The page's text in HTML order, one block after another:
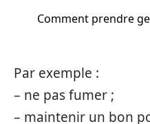
Comment prendre
Par exemple :
– ne pas fumer ;
– maintenir un bon